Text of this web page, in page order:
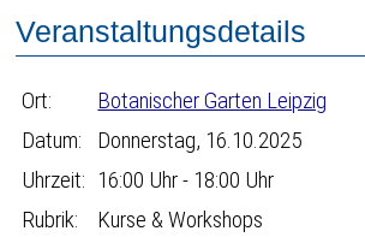
Veranstaltungsdetails
Ort:
Botanischer Garten Leipzig
Datum:
Donnerstag, 16.10.2025
Uhrzeit: 16:00 Uhr - 18:00 Uhr
Rubrik:
Kurse & Workshops